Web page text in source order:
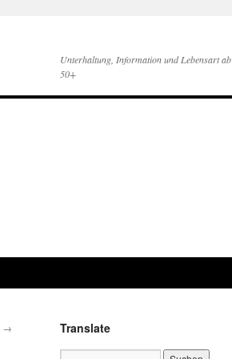
Unterhaltung, Information und Lebensart ab
50+
→ Translate